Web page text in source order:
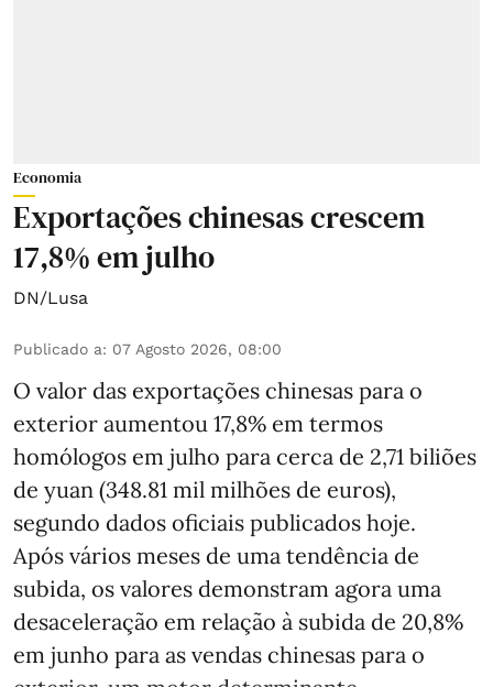
Economia
Exportações chinesas crescem
17,8% em julho
DN/Lusa
Publicado a: 07 Agosto 2026, 08:00
O valor das exportações chinesas para o
exterior aumentou 17,8% em termos
homólogos em julho para cerca de 2,71 biliões
de yuan (348.81 mil milhões de euros),
segundo dados oficiais publicados hoje.
Após vários meses de uma tendência de
subida, os valores demonstram agora uma
desaceleração em relação à subida de 20,8%
em junho para as vendas chinesas para o